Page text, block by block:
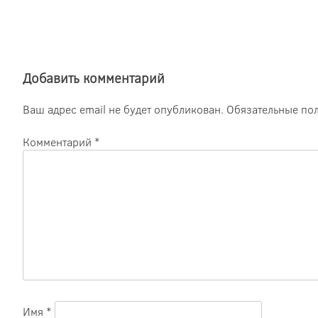
Добавить комментарий
Ваш адрес email не будет опубликован. Обязательные
Комментарий *
Имя *